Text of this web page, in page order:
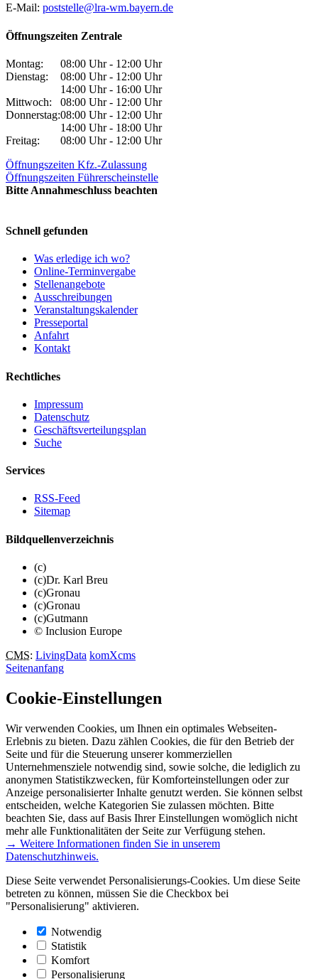
E-Mail: poststelle@lra-wm.bayern.de
Öffnungszeiten Zentrale
Montag:
08:00 Uhr - 12:00 Uhr
Dienstag:
08:00 Uhr - 12:00 Uhr
14:00 Uhr - 16:00 Uhr
Mittwoch:
08:00 Uhr - 12:00 Uhr
Donnerstag:08:00 Uhr - 12:00 Uhr
14:00 Uhr - 18:00 Uhr
Freitag:
08:00 Uhr - 12:00 Uhr
Öffnungszeiten Kfz.-Zulassung
Öffnungszeiten Führerscheinstelle
Bitte Annahmeschluss beachten
Schnell gefunden
Was erledige ich wo?
Online-Terminvergabe
Stellenangebote
Ausschreibungen
Veranstaltungskalender
Presseportal
Anfahrt
Kontakt
Rechtliches
Impressum
Datenschutz
Geschäftsverteilungsplan
Suche
Services
RSS-Feed
Sitemap
Bildquellenverzeichnis
(c)
(c)Dr. Karl Breu
(c)Gronau
(c)Gronau
(c)Gutmann
© Inclusion Europe
CMS: LivingData komXcms
Seitenanfang
Cookie-Einstellungen
Wir verwenden Cookies, um Ihnen ein optimales Webseiten-
Erlebnis zu bieten. Dazu zählen Cookies, die für den Betrieb der
Seite und für die Steuerung unserer kommerziellen
Unternehmensziele notwendig sind, sowie solche, die lediglich zu
anonymen Statistikzwecken, für Komforteinstellungen oder zur
Anzeige personalisierter Inhalte genutzt werden. Sie können selbst
entscheiden, welche Kategorien Sie zulassen möchten. Bitte
beachten Sie, dass auf Basis Ihrer Einstellungen womöglich nicht
mehr alle Funktionalitäten der Seite zur Verfügung stehen.
→ Weitere Informationen finden Sie in unserem
Datenschutzhinweis.
Diese Seite verwendet Personalisierungs-Cookies. Um diese Seite
betreten zu können, müssen Sie die Checkbox bei
"Personalisierung" aktivieren.
Notwendig
Statistik
Komfort
Personalisierung